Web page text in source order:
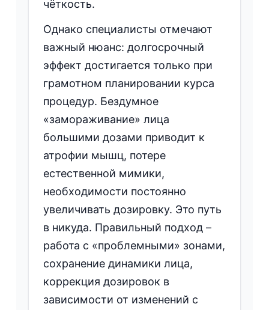
чёткость.
Однако специалисты отмечают
важный нюанс: долгосрочный
эффект достигается только при
грамотном планировании курса
процедур. Бездумное
«замораживание» лица
большими дозами приводит к
атрофии мышц, потере
естественной мимики,
необходимости постоянно
увеличивать дозировку. Это путь
в никуда. Правильный подход –
работа с «проблемными» зонами,
сохранение динамики лица,
коррекция дозировок в
зависимости от изменений с